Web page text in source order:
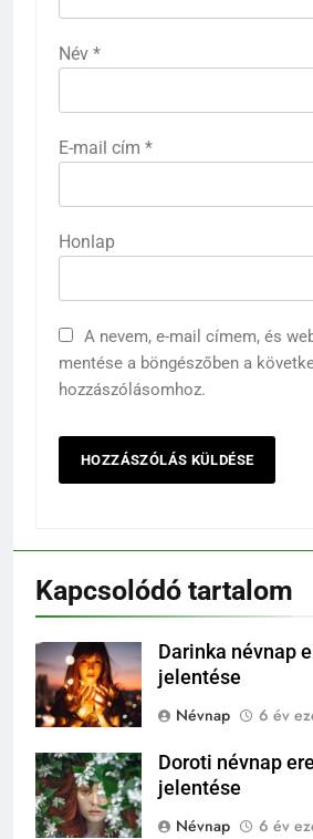
Név *
E-mail cím *
Honlap
A nevem, e-mail címem, és
mentése a böngészőben a
hozzászólásomhoz.
Kapcsolódó tartalom
Darinka névnap
jelentése
Névnap
6 év
Doroti névnap
jelentése
Névnap
6 év